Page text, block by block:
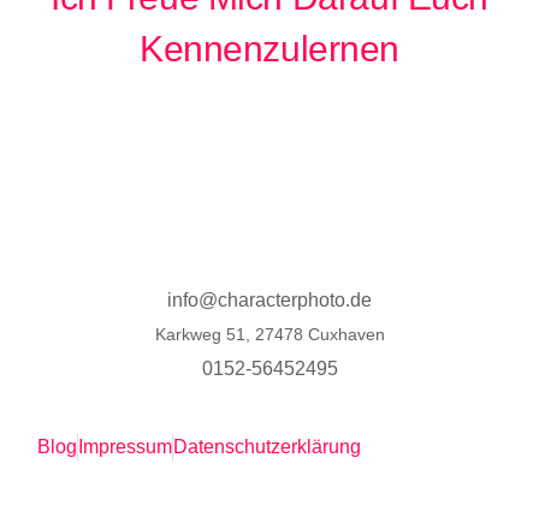
Kennenzulernen
info@characterphoto.de
Karkweg 51, 27478 Cuxhaven
0152-56452495
Blog ImpressumDatenschutzerklärung